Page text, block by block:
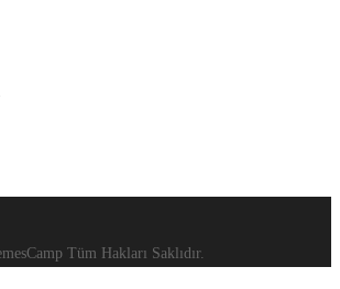
Tüm Hakları Saklıdır.